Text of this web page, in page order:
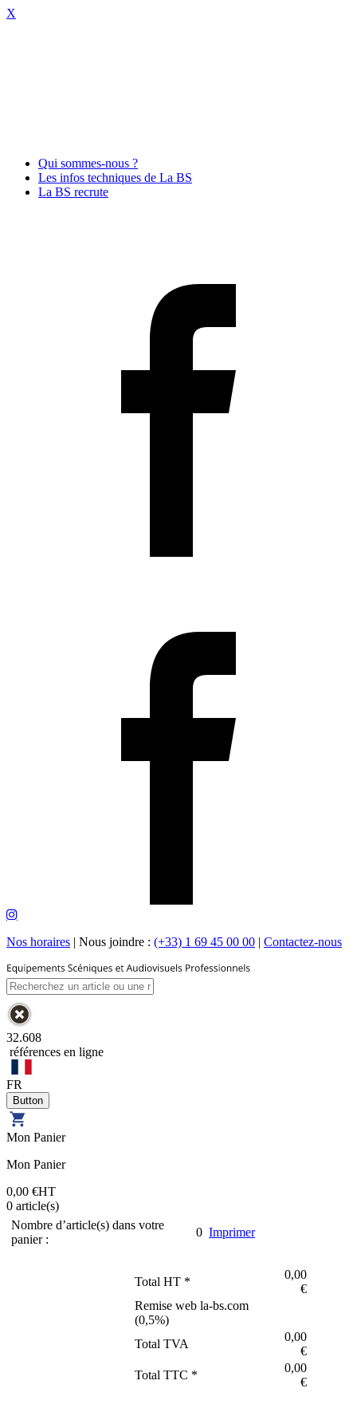
X
Qui sommes-nous ?
Les infos techniques de La BS
La BS recrute
Nos horaires | Nous joindre : (+33) 1 69 45 00 00 | Contactez-nous
32.608
références en ligne
FR
Mon Panier
Mon Panier
0,00 €HT
0 article(s)
Nombre d’article(s) dans votre
panier :
0 Imprimer
Total HT *
0,00
€
Remise web la-bs.com
(0,5%)
Total TVA
0,00
€
Total TTC *
0,00
€